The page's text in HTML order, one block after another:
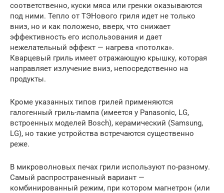
соответственно, куски мяса или гренки оказываются
под ними. Тепло от ТЭНового гриля идет не только
вниз, но и как положено, вверх, что снижает
эффективность его использования и дает
нежелательный эффект — нагрева «потолка».
Кварцевый гриль имеет отражающую крышку, которая
направляет излучение вниз, непосредственно на
продукты.
Кроме указанных типов грилей применяются
галогенный гриль-лампа (имеется у Panasonic, LG,
встроенных моделей Bosсh), керамический (Samsung,
LG), но такие устройства встречаются существенно
реже.
В микроволновых печах грили используют по-разному.
Самый распространенный вариант —
комбинированный режим, при котором магнетрон (или